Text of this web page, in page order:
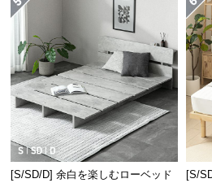
様
サ
ポ
ー
ト
[S/SD/D] 余白を楽しむローベッド
[S/